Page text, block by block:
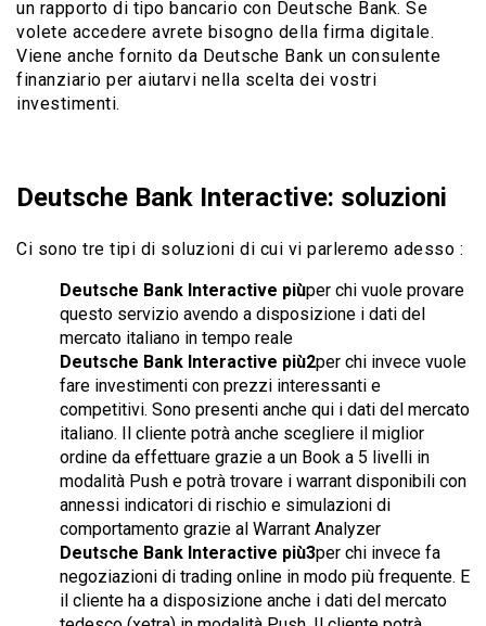
un rapporto di tipo bancario con Deutsche Bank. Se
volete accedere avrete bisogno della firma digitale.
Viene anche fornito da Deutsche Bank un consulente
finanziario per aiutarvi nella scelta dei vostri
investimenti.
Deutsche Bank Interactive: soluzioni
Ci sono tre tipi di soluzioni di cui vi parleremo adesso :
Deutsche Bank Interactive piùper chi vuole provare
questo servizio avendo a disposizione i dati del
mercato italiano in tempo reale
Deutsche Bank Interactive più2per chi invece vuole
fare investimenti con prezzi interessanti e
competitivi. Sono presenti anche qui i dati del mercato
italiano. Il cliente potrà anche scegliere il miglior
ordine da effettuare grazie a un Book a 5 livelli in
modalità Push e potrà trovare i warrant disponibili con
annessi indicatori di rischio e simulazioni di
comportamento grazie al Warrant Analyzer
Deutsche Bank Interactive più3per chi invece fa
negoziazioni di trading online in modo più frequente. E
il cliente ha a disposizione anche i dati del mercato